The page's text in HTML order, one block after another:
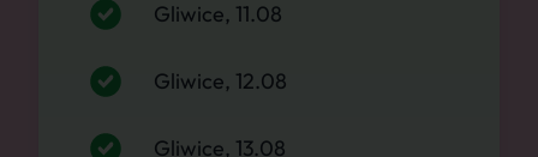
Gliwice, 11.08
Gliwice, 12.08
Gliwice, 13.08